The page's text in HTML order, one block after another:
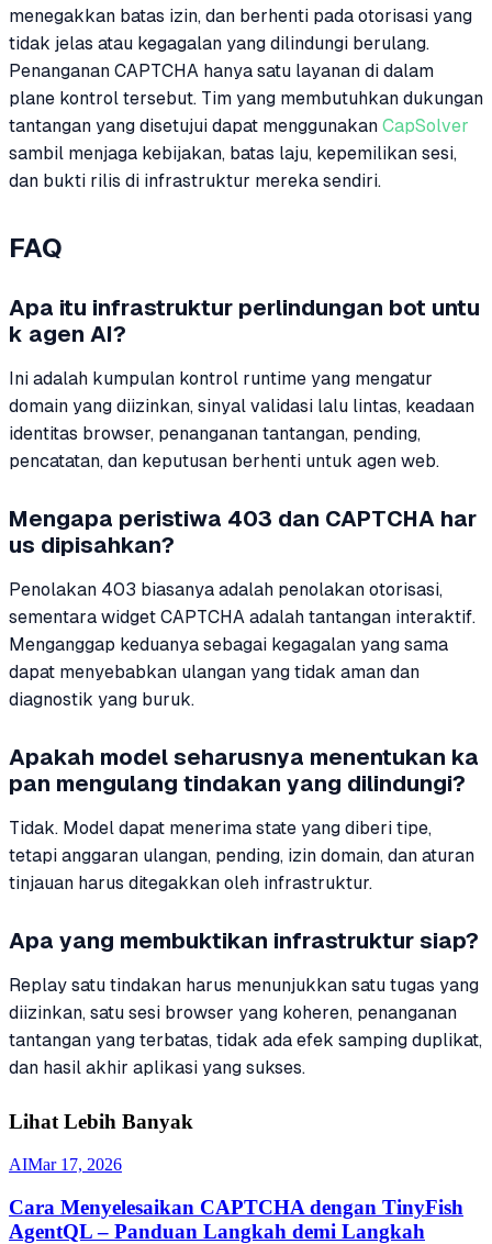
menegakkan batas izin, dan berhenti pada otorisasi yang
tidak jelas atau kegagalan yang dilindungi berulang.
Penanganan CAPTCHA hanya satu layanan di dalam
plane kontrol tersebut. Tim yang membutuhkan dukungan
tantangan yang disetujui dapat menggunakan CapSolver
sambil menjaga kebijakan, batas laju, kepemilikan sesi,
dan bukti rilis di infrastruktur mereka sendiri.
FAQ
Apa itu infrastruktur perlindungan bot untu
k agen AI?
Ini adalah kumpulan kontrol runtime yang mengatur
domain yang diizinkan, sinyal validasi lalu lintas, keadaan
identitas browser, penanganan tantangan, pending,
pencatatan, dan keputusan berhenti untuk agen web.
Mengapa peristiwa 403 dan CAPTCHA har
us dipisahkan?
Penolakan 403 biasanya adalah penolakan otorisasi,
sementara widget CAPTCHA adalah tantangan interaktif.
Menganggap keduanya sebagai kegagalan yang sama
dapat menyebabkan ulangan yang tidak aman dan
diagnostik yang buruk.
Apakah model seharusnya menentukan ka
pan mengulang tindakan yang dilindungi?
Tidak. Model dapat menerima state yang diberi tipe,
tetapi anggaran ulangan, pending, izin domain, dan aturan
tinjauan harus ditegakkan oleh infrastruktur.
Apa yang membuktikan infrastruktur siap?
Replay satu tindakan harus menunjukkan satu tugas yang
diizinkan, satu sesi browser yang koheren, penanganan
tantangan yang terbatas, tidak ada efek samping duplikat,
dan hasil akhir aplikasi yang sukses.
Lihat Lebih Banyak
AIMar 17, 2026
Cara Menyelesaikan CAPTCHA dengan TinyFish
AgentQL – Panduan Langkah demi Langkah